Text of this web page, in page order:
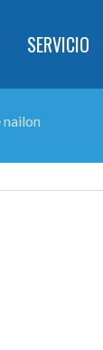
SERVICIO
nailon